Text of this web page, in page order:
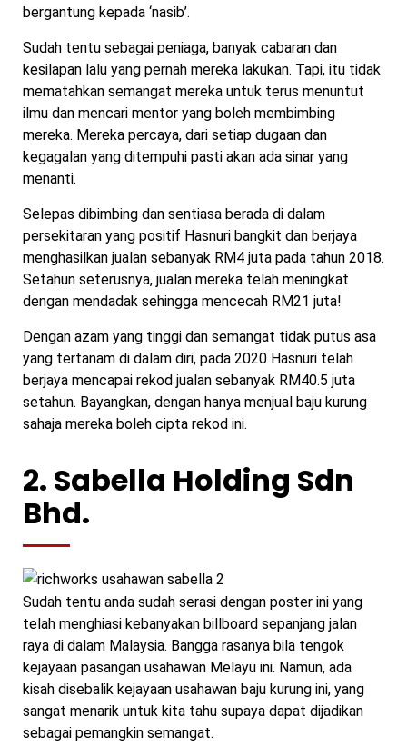
bergantung kepada ‘nasib’.
Sudah tentu sebagai peniaga, banyak cabaran dan
kesilapan lalu yang pernah mereka lakukan. Tapi, itu tidak
mematahkan semangat mereka untuk terus menuntut
ilmu dan mencari mentor yang boleh membimbing
mereka. Mereka percaya, dari setiap dugaan dan
kegagalan yang ditempuhi pasti akan ada sinar yang
menanti.
Selepas dibimbing dan sentiasa berada di dalam
persekitaran yang positif Hasnuri bangkit dan berjaya
menghasilkan jualan sebanyak RM4 juta pada tahun 2018.
Setahun seterusnya, jualan mereka telah meningkat
dengan mendadak sehingga mencecah RM21 juta!
Dengan azam yang tinggi dan semangat tidak putus asa
yang tertanam di dalam diri, pada 2020 Hasnuri telah
berjaya mencapai rekod jualan sebanyak RM40.5 juta
setahun. Bayangkan, dengan hanya menjual baju kurung
sahaja mereka boleh cipta rekod ini.
2. Sabella Holding Sdn
Bhd.
Sudah tentu anda sudah serasi dengan poster ini yang
telah menghiasi kebanyakan billboard sepanjang jalan
raya di dalam Malaysia. Bangga rasanya bila tengok
kejayaan pasangan usahawan Melayu ini. Namun, ada
kisah disebalik kejayaan usahawan baju kurung ini, yang
sangat menarik untuk kita tahu supaya dapat dijadikan
sebagai pemangkin semangat.